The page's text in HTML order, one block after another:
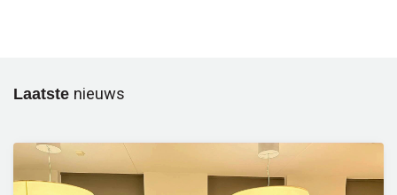
Laatste nieuws